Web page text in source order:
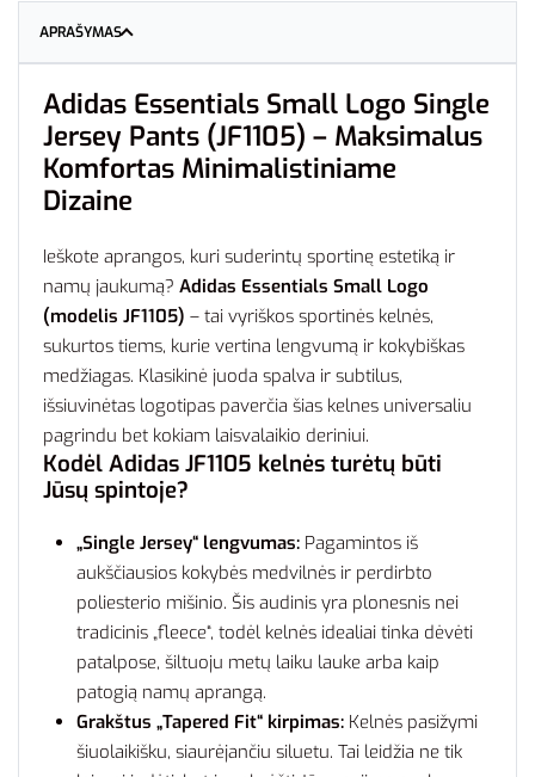
APRAŠYMAS
Adidas Essentials Small Logo Single
Jersey Pants (JF1105) – Maksimalus
Komfortas Minimalistiniame
Dizaine
Ieškote aprangos, kuri suderintų sportinę estetiką ir
namų jaukumą? Adidas Essentials Small Logo
(modelis JF1105) – tai vyriškos sportinės kelnės,
sukurtos tiems, kurie vertina lengvumą ir kokybiškas
medžiagas. Klasikinė juoda spalva ir subtilus,
išsiuvinėtas logotipas paverčia šias kelnes universaliu
pagrindu bet kokiam laisvalaikio deriniui.
Kodėl Adidas JF1105 kelnės turėtų būti
Jūsų spintoje?
„Single Jersey“ lengvumas: Pagamintos iš
aukščiausios kokybės medvilnės ir perdirbto
poliesterio mišinio. Šis audinis yra plonesnis nei
tradicinis „fleece“, todėl kelnės idealiai tinka dėvėti
patalpose, šiltuoju metų laiku lauke arba kaip
patogią namų aprangą.
Grakštus „Tapered Fit“ kirpimas: Kelnės pasižymi
šiuolaikišku, siaurėjančiu siluetu. Tai leidžia ne tik